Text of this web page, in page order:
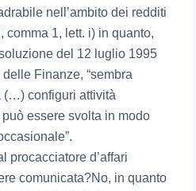
nell’ambito dei redditi
comma 1, lett. i) in quanto,
del 12 luglio 1995
Finanze, “sembra
(…) configuri attività
essere svolta in modo
procacciatore d’affari
comunicata?No, in quanto